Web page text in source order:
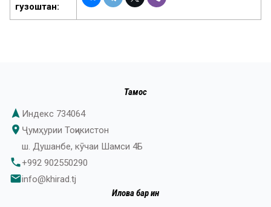
гузоштан:
Илова бар ин
Тамос
navigation Индекс 734064
place Ҷумҳурии Тоҷикистон
ш. Душанбе, кӯчаи Шамси 4Б
phone+992 902550290
emailinfo@khirad.tj